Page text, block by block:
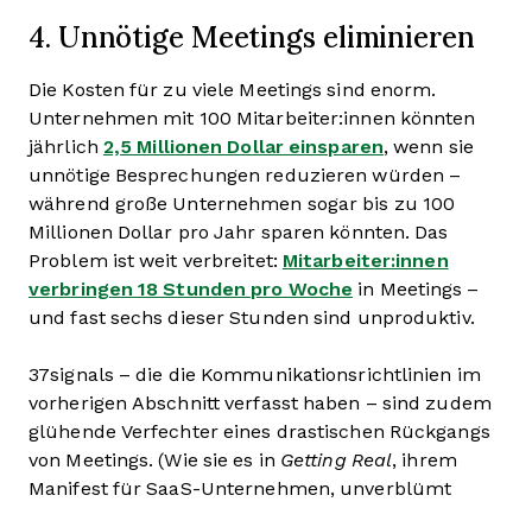
4. Unnötige Meetings eliminieren
Die Kosten für zu viele Meetings sind enorm.
Unternehmen mit 100 Mitarbeiter:innen könnten
jährlich 2,5 Millionen Dollar einsparen, wenn sie
unnötige Besprechungen reduzieren würden –
während große Unternehmen sogar bis zu 100
Millionen Dollar pro Jahr sparen könnten. Das
Problem ist weit verbreitet: Mitarbeiter:innen
verbringen 18 Stunden pro Woche in Meetings –
und fast sechs dieser Stunden sind unproduktiv.
37signals – die die Kommunikationsrichtlinien im
vorherigen Abschnitt verfasst haben – sind zudem
glühende Verfechter eines drastischen Rückgangs
von Meetings. (Wie sie es in Getting Real, ihrem
Manifest für SaaS-Unternehmen, unverblümt